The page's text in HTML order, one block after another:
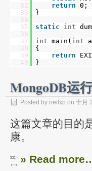
32
return 0;
33
}
34
35
static int
36
37
int main( int
38
{
39
return
40
}
MongoDB运
Posted by neilxp on 十月
这篇文章的目的
康。
» Read